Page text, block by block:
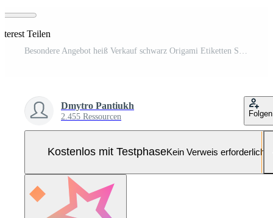
Teilen
Dmytro Pantiukh
2.455 Ressourcen Folgen
Kostenlos mit TestphaseKein Verweis erforderlich